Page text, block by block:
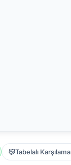
Tabelalı Karşılama